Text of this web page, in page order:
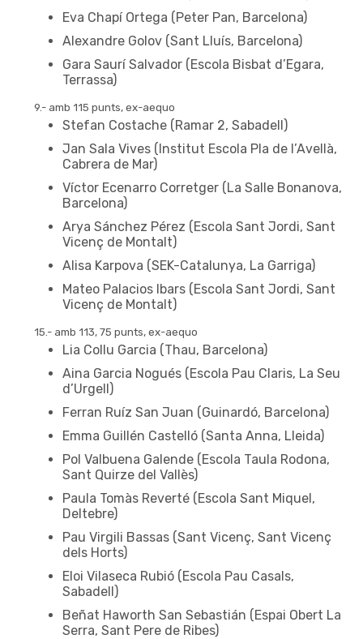
Eva Chapí Ortega (Peter Pan, Barcelona)
Alexandre Golov (Sant Lluís, Barcelona)
Gara Saurí Salvador (Escola Bisbat d’Egara,
Terrassa)
9.- amb 115 punts, ex-aequo
Stefan Costache (Ramar 2, Sabadell)
Jan Sala Vives (Institut Escola Pla de l’Avellà,
Cabrera de Mar)
Víctor Ecenarro Corretger (La Salle Bonanova,
Barcelona)
Arya Sánchez Pérez (Escola Sant Jordi, Sant
Vicenç de Montalt)
Alisa Karpova (SEK-Catalunya, La Garriga)
Mateo Palacios Ibars (Escola Sant Jordi, Sant
Vicenç de Montalt)
15.- amb 113, 75 punts, ex-aequo
Lia Collu Garcia (Thau, Barcelona)
Aina Garcia Nogués (Escola Pau Claris, La Seu
d’Urgell)
Ferran Ruíz San Juan (Guinardó, Barcelona)
Emma Guillén Castelló (Santa Anna, Lleida)
Pol Valbuena Galende (Escola Taula Rodona,
Sant Quirze del Vallès)
Paula Tomàs Reverté (Escola Sant Miquel,
Deltebre)
Pau Virgili Bassas (Sant Vicenç, Sant Vicenç
dels Horts)
Eloi Vilaseca Rubió (Escola Pau Casals,
Sabadell)
Beñat Haworth San Sebastián (Espai Obert La
Serra, Sant Pere de Ribes)
NIVELL DE 1r D'ESO